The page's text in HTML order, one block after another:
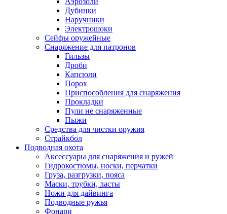
Дубинки
Наручники
Электрошоки
Сейфы оружейные
Снаряжение для патронов
Гильзы
Дроби
Капсюли
Порох
Приспособления для снаряжения
Прокладки
Пули не снаряженные
Пыжи
Средства для чистки оружия
Страйкбол
Подводная охота
Аксессуары для снаряжения и ружей
Гидрокостюмы, носки, перчатки
Груза, разгрузки, пояса
Маски, трубки, ласты
Ножи для дайвинга
Подводные ружья
Фонари